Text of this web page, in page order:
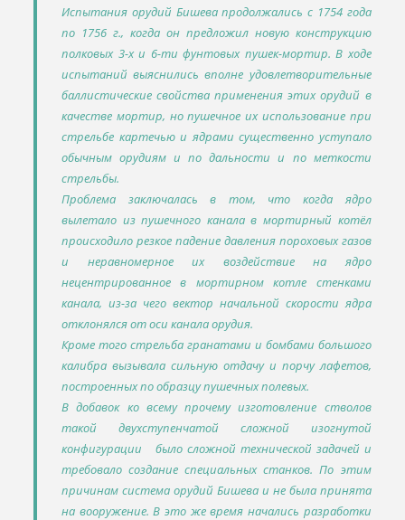
Испытания орудий Бишева продолжались с 1754 года
по 1756 г., когда он предложил новую конструкцию
полковых 3-х и 6-ти фунтовых пушек-мортир. В ходе
испытаний выяснились вполне удовлетворительные
баллистические свойства применения этих орудий в
качестве мортир, но пушечное их использование при
стрельбе картечью и ядрами существенно уступало
обычным орудиям и по дальности и по меткости
стрельбы.
Проблема заключалась в том, что когда ядро
вылетало из пушечного канала в мортирный котёл
происходило резкое падение давления пороховых газов
и неравномерное их воздействие на ядро
нецентрированное в мортирном котле стенками
канала, из-за чего вектор начальной скорости ядра
отклонялся от оси канала орудия.
Кроме того стрельба гранатами и бомбами большого
калибра вызывала сильную отдачу и порчу лафетов,
построенных по образцу пушечных полевых.
В добавок ко всему прочему изготовление стволов
такой двухступенчатой сложной изогнутой
конфигурации было сложной технической задачей и
требовало создание специальных станков. По этим
причинам система орудий Бишева и не была принята
на вооружение. В это же время начались разработки